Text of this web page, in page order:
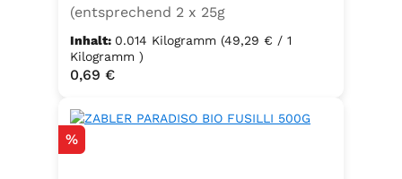
(entsprechend 2 x 25g
Frischhefe)Zutaten: Trockenbackhefe
, Emulgator E491 (Unter
Schutzatmosphäre verpackt)
Inhalt: 0.014 Kilogramm (49,29 € / 1
Kilogramm )
Regulärer Preis:
0,69 €
Rabatt
%